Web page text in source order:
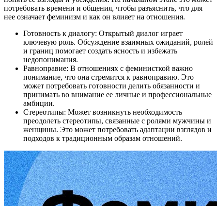
потребовать времени и общения, чтобы разъяснить, что для
нее означает феминизм и как он влияет на отношения.
Готовность к диалогу: Открытый диалог играет
ключевую роль. Обсуждение взаимных ожиданий, ролей
и границ помогает создать ясность и избежать
недопонимания.
Равноправие: В отношениях с феминисткой важно
понимание, что она стремится к равноправию. Это
может потребовать готовности делить обязанности и
принимать во внимание ее личные и профессиональные
амбиции.
Стереотипы: Может возникнуть необходимость
преодолеть стереотипы, связанные с ролями мужчины и
женщины. Это может потребовать адаптации взглядов и
подходов к традиционным образам отношений.